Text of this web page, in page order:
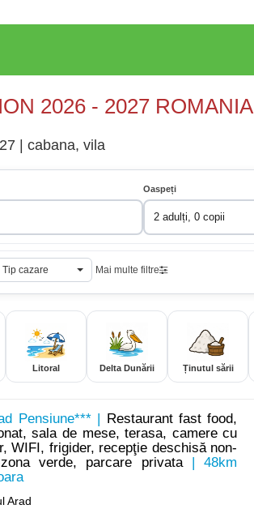
2026 - 2027 ROMANIA
| cabana, vila
Oaspeți
2 adulți, 0 copii
Tip cazare Mai multe filtre
Litoral Delta Dunării Ținutul sării
Pensiune*** |
Restaurant fast food,
sala de mese, terasa, camere cu
WIFI, frigider, recepţie deschisă non-
verde, parcare privata| 48km
Arad